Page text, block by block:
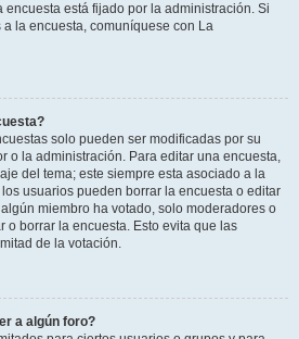
encuesta está fijado por la administración. Si
la encuesta, comuníquese con La
solo pueden ser modificadas por su
o la administración. Para editar una encuesta,
del tema; este siempre esta asociado a la
usuarios pueden borrar la encuesta o editar
miembro ha votado, solo moderadores o
o borrar la encuesta. Esto evita que las
de la votación.
a algún foro?